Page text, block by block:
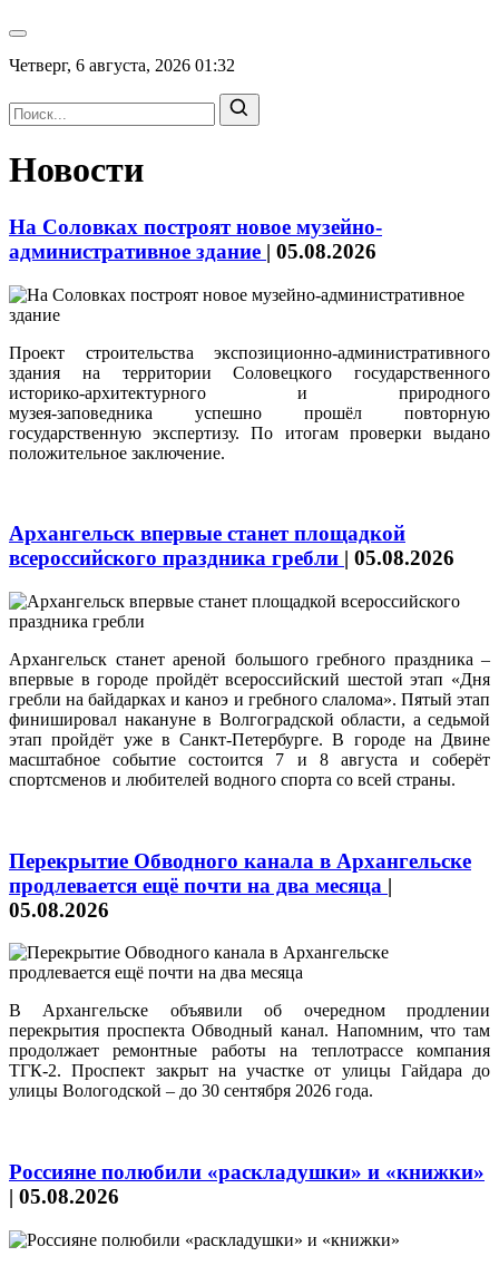
Четверг, 6 августа, 2026 01:32
Новости
На Соловках построят новое музейно-
административное здание | 05.08.2026
Проект строительства экспозиционно‑административного
здания на территории Соловецкого государственного
историко‑архитектурного и природного
музея‑заповедника успешно прошёл повторную
государственную экспертизу. По итогам проверки выдано
положительное заключение.
Архангельск впервые станет площадкой
всероссийского праздника гребли | 05.08.2026
Архангельск станет ареной большого гребного праздника –
впервые в городе пройдёт всероссийский шестой этап «Дня
гребли на байдарках и каноэ и гребного слалома». Пятый этап
финишировал накануне в Волгоградской области, а седьмой
этап пройдёт уже в Санкт-Петербурге. В городе на Двине
масштабное событие состоится 7 и 8 августа и соберёт
спортсменов и любителей водного спорта со всей страны.
Перекрытие Обводного канала в Архангельске
продлевается ещё почти на два месяца |
05.08.2026
В Архангельске объявили об очередном продлении
перекрытия проспекта Обводный канал. Напомним, что там
продолжает ремонтные работы на теплотрассе компания
ТГК-2. Проспект закрыт на участке от улицы Гайдара до
улицы Вологодской – до 30 сентября 2026 года.
Россияне полюбили «раскладушки» и «книжки»
| 05.08.2026